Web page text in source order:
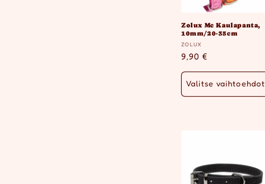
Zolux Mc Kaulapanta,
10mm/20-35cm
Myyjä:
ZOLUX
Normaalihinta
9,90 €
Valitse vaihtoehdot